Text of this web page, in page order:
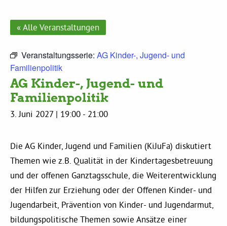
Kreisgeschäftsstelle
Mitgliederversammlung
Ortsverbände
Kommissionen
Satzung
Personen
« Alle Veranstaltungen
Veranstaltungsserie: AG Kinder-, Jugend- und
Familienpolitik
AG Kinder-, Jugend- und
Familienpolitik
3. Juni 2027 | 19:00 - 21:00
Die AG Kinder, Jugend und Familien (KiJuFa) diskutiert
Themen wie z.B. Qualität in der Kindertagesbetreuung
und der offenen Ganztagsschule, die Weiterentwicklung
der Hilfen zur Erziehung oder der Offenen Kinder- und
Jugendarbeit, Prävention von Kinder- und Jugendarmut,
bildungspolitische Themen sowie Ansätze einer